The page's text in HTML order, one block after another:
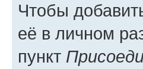
Чтобы
её в личном
пункт